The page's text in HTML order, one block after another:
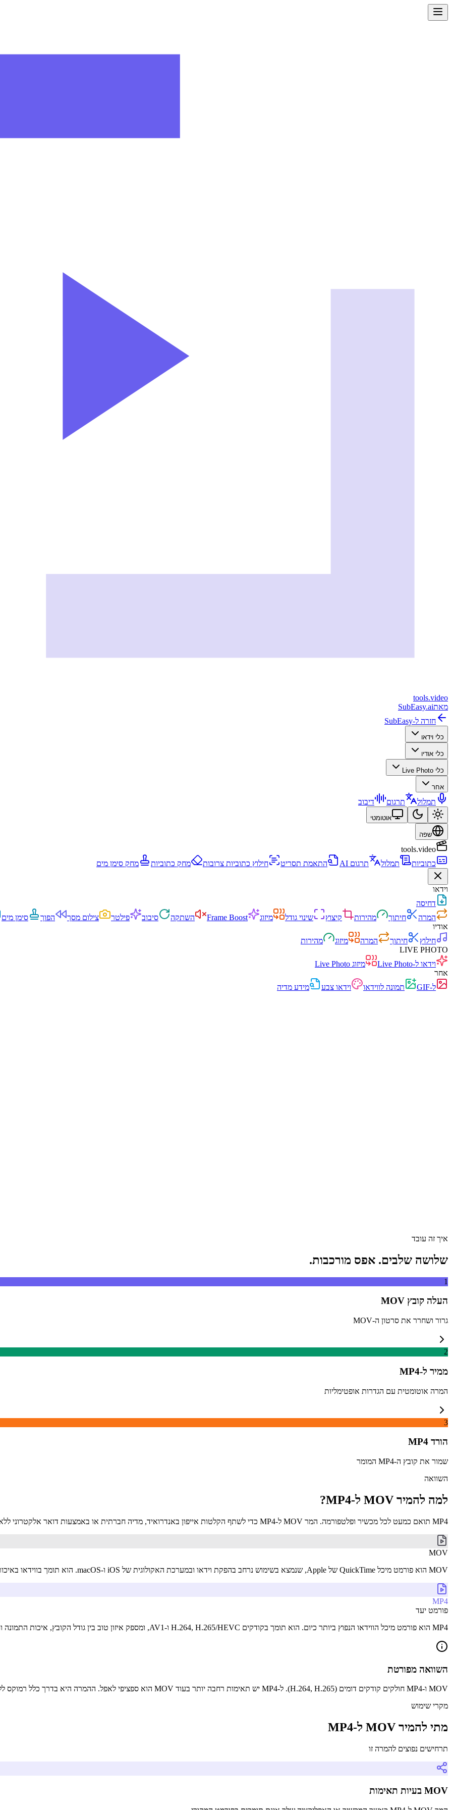
tools.video
מאתSubEasy.ai
חזרה ל-SubEasy
כלי וידאו
כלי אודיו
כלי Live Photo
אחר
תמלול תרגום דיבוב
אוטומטי
שפה
tools.video
כתוביות
תמלול תרגום AI התאמת תסריט חילוץ כתוביות צרובות מחק כתוביות מחק סימן מים
וידאו
דחיסה
המרה
חיתוך מהירות קיצוץ שינוי גודל מיזוג Frame Boost השתקה סיבוב פילטר צילום מסך הפוך סימן מים
אודיו
חילוץ
חיתוך המרה מיזוג
מהירות
LIVE PHOTO
וידאו ל-Live Photo
מיזוג Live Photo
אחר
ל-GIF
תמונה לווידאו וידאו צבע
מידע מדיה
איך זה עובד
שלושה שלבים. אפס מורכבות.
1
העלה קובץ MOV
גרור ושחרר את סרטון ה-MOV
2
ממיר ל-MP4
המרה אוטומטית עם הגדרות אופטימליות
3
הורד MP4
שמור את קובץ ה-MP4 המומר
השוואה
למה להמיר MOV ל-MP4?
MP4 תואם כמעט לכל מכשיר ופלטפורמה. המר MOV ל-MP4 כדי לשתף הקלטות אייפון באנדרואיד, מדיה חברתית או באמצעות דואר אלקטרוני ללא בעיות תאימות.
MOV
MOV הוא פורמט מיכל QuickTime של Apple, שנמצא בשימוש נרחב בהפקת וידאו ובמערכת האקולוגית של iOS ו-macOS. הוא תומך בווידאו באיכות גבוהה, בכמה רצועות, ונפוץ כפורמט צילום ב-iPhone וב-iPad.
MP4
פורמט יעד
MP4 הוא פורמט מיכל הווידאו הנפוץ ביותר כיום. הוא תומך בקודקים H.264, H.265/HEVC ו-AV1, ומספק איזון טוב בין גודל הקובץ, איכות התמונה ותאימות רחבה למכשירים, דפדפנים ופלטפורמות.
השוואה מפורטת
MOV ו-MP4 חולקים קודקים דומים (H.264, H.265). ל-MP4 יש תאימות רחבה יותר בעוד MOV הוא ספציפי לאפל. ההמרה היא בדרך כלל רמוקס ללא הפסדים.
מקרי שימוש
מתי להמיר MOV ל-MP4
תרחישים נפוצים להמרה זו
MOV בעיות תאימות